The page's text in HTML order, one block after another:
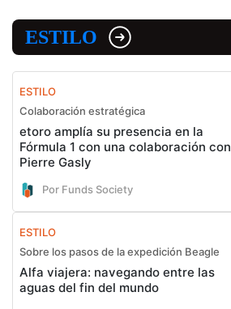
ESTILO
ESTILO
Colaboración estratégica
etoro amplía su presencia en la
Fórmula 1 con una colaboración con
Pierre Gasly
Por Funds Society
ESTILO
Sobre los pasos de la expedición Beagle
Alfa viajera: navegando entre las
aguas del fin del mundo